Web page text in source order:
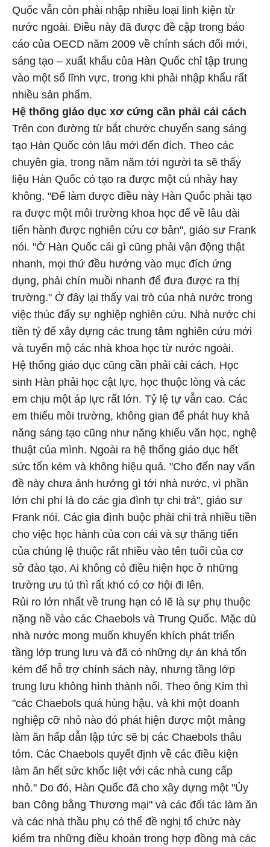
Quốc vẫn còn phải nhập nhiều loại linh kiện từ
nước ngoài. Điều này đã được đề cập trong báo
cáo của OECD năm 2009 về chính sách đổi mới,
sáng tạo – xuất khẩu của Hàn Quốc chỉ tập trung
vào một số lĩnh vực, trong khi phải nhập khẩu rất
nhiều sản phẩm.
Hệ thống giáo dục xơ cứng cần phải cải cách
Trên con đường từ bắt chước chuyển sang sáng
tạo Hàn Quốc còn lâu mới đến đích. Theo các
chuyên gia, trong năm năm tới người ta sẽ thấy
liệu Hàn Quốc có tạo ra được một cú nhảy hay
không. "Để làm được điều này Hàn Quốc phải tạo
ra được một môi trường khoa học để về lâu dài
tiến hành được nghiên cứu cơ bản", giáo sư Frank
nói. "Ở Hàn Quốc cái gì cũng phải vận động thật
nhanh, mọi thứ đều hướng vào mục đích ứng
dụng, phải chín muồi nhanh để đưa được ra thị
trường." Ở đây lại thấy vai trò của nhà nước trong
việc thúc đẩy sự nghiệp nghiên cứu. Nhà nước chi
tiền tỷ để xây dựng các trung tâm nghiên cứu mới
và tuyển mộ các nhà khoa học từ nước ngoài.
Hệ thống giáo dục cũng cần phải cải cách. Học
sinh Hàn phải học cật lực, học thuộc lòng và các
em chịu một áp lực rất lớn. Tỷ lệ tự vẫn cao. Các
em thiếu môi trường, không gian để phát huy khả
năng sáng tạo cũng như năng khiếu văn học, nghệ
thuật của mình. Ngoài ra hệ thống giáo dục hết
sức tốn kém và không hiệu quả. "Cho đến nay vấn
đề này chưa ảnh hưởng gì tới nhà nước, vì phần
lớn chi phí là do các gia đình tự chi trả", giáo sư
Frank nói. Các gia đình buộc phải chi trả nhiều tiền
cho việc học hành của con cái và sự thăng tiến
của chúng lệ thuộc rất nhiều vào tên tuổi của cơ
sở đào tạo. Ai không có điều hiện học ở những
trường ưu tú thì rất khó có cơ hội đi lên.
Rủi ro lớn nhất về trung hạn có lẽ là sự phụ thuộc
nặng nề vào các Chaebols và Trung Quốc. Mặc dù
nhà nước mong muốn khuyến khích phát triển
tầng lớp trung lưu và đã có những dự án khá tốn
kém để hỗ trợ chính sách này, nhưng tầng lớp
trung lưu không hình thành nổi. Theo ông Kim thì
"các Chaebols quá hùng hậu, và khi một doanh
nghiệp cỡ nhỏ nào đó phát hiện được một mảng
làm ăn hấp dẫn lập tức sẽ bị các Chaebols thâu
tóm. Các Chaebols quyết định về các điều kiện
làm ăn hết sức khốc liệt với các nhà cung cấp
nhỏ." Do đó, Hàn Quốc đã cho xây dựng một "Ủy
ban Công bằng Thương mại" và các đối tác làm ăn
và các nhà thầu phụ có thể đề nghị tổ chức này
kiểm tra những điều khoản trong hợp đồng mà các